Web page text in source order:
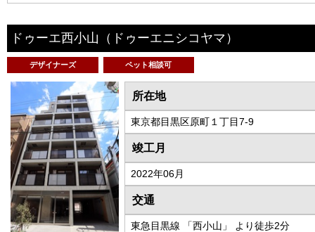
ドゥーエ西小山 （ドゥーエニシコヤマ）
デザイナーズ ペット相談可
所在地
東京都目黒区原町１丁目7-9
竣工月
2022年06月
交通
東急目黒線 「西小山」 より徒歩2分